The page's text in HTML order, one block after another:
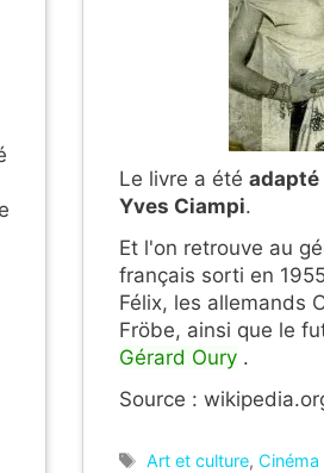
Le livre a été adapté
Yves Ciampi.
Et l'on retrouve au
français sorti en
Félix, les allemands
Fröbe, ainsi que le
Gérard Oury .
Source :
Étiquettes
Art et culture, Cinéma